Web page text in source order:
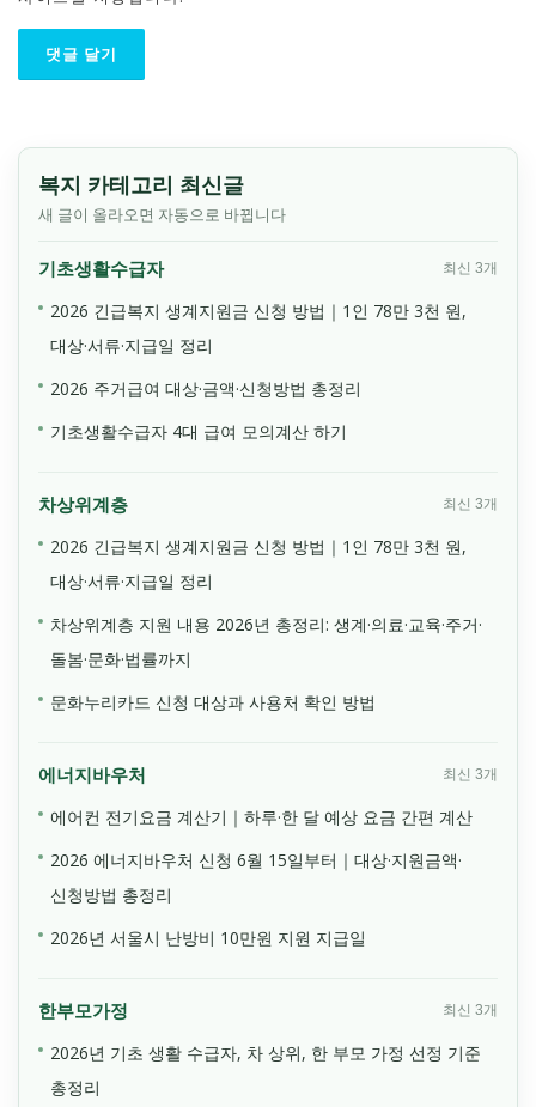
복지 카테고리 최신글
새 글이 올라오면 자동으로 바뀝니다
기초생활수급자 최신 3개
2026 긴급복지 생계지원금 신청 방법｜1인 78만 3천 원,
대상·서류·지급일 정리
2026 주거급여 대상·금액·신청방법 총정리
기초생활수급자 4대 급여 모의계산 하기
차상위계층 최신 3개
2026 긴급복지 생계지원금 신청 방법｜1인 78만 3천 원,
대상·서류·지급일 정리
차상위계층 지원 내용 2026년 총정리: 생계·의료·교육·주거·
돌봄·문화·법률까지
문화누리카드 신청 대상과 사용처 확인 방법
에너지바우처 최신 3개
에어컨 전기요금 계산기｜하루·한 달 예상 요금 간편 계산
2026 에너지바우처 신청 6월 15일부터｜대상·지원금액·
신청방법 총정리
2026년 서울시 난방비 10만원 지원 지급일
한부모가정 최신 3개
2026년 기초 생활 수급자, 차 상위, 한 부모 가정 선정 기준
총정리